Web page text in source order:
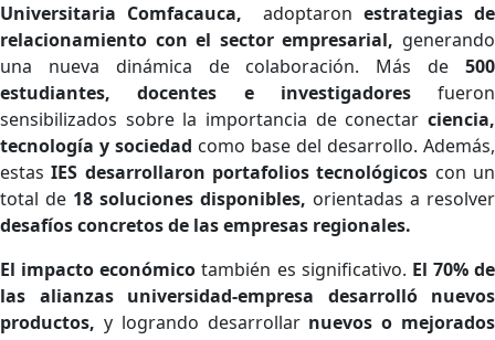
Universitaria Comfacauca,adoptaronestrategias de
relacionamiento con el sector empresarial, generando
una nueva dinámica de colaboración. Más de 500
estudiantes, docentes e investigadoresfueron
sensibilizados sobre la importancia de conectar ciencia,
tecnología y sociedad como base del desarrollo. Además,
estasIES desarrollaron portafolios tecnológicos con un
total de 18 soluciones disponibles, orientadas a resolver
desafíos concretos de las empresas regionales.
El impacto económico también es significativo. El 70% de
las alianzas universidad-empresa desarrolló nuevos
productos, y logrando desarrollar nuevos o mejorados